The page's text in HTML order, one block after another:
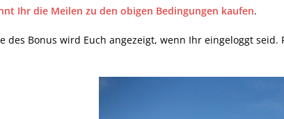
Ihr die Meilen zu den obigen Bedingungen kaufen.
des Bonus wird Euch angezeigt, wenn Ihr eingeloggt